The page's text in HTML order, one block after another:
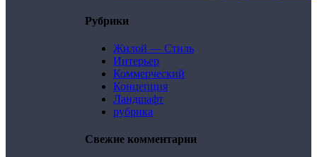
Рубрики
Жилой — Стиль
Интерьер
Коммерческий
Концепция
Ландшафт
рубрика
Свежие комментарии